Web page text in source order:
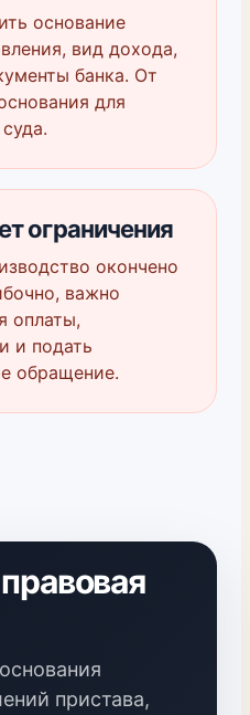
основание
вид дохода,
банка. От
для
ограничения
окончено
важно
оплаты,
и подать
обращение.
пристава,